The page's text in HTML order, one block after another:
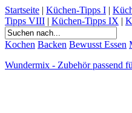
Startseite | Küchen-Tipps I |
Tipps VIII | Küchen-Tipps IX |
Kochen Backen Bewusst Essen
Wundermix - Zubehör passend